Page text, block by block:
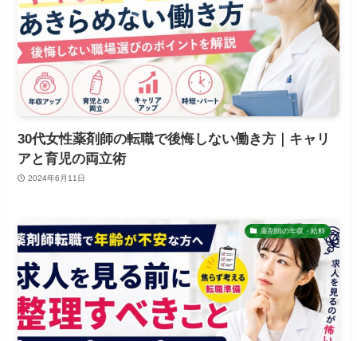
30代女性薬剤師の転職で後悔しない働き方｜キャリ
アと育児の両立術
2024年6月11日
薬剤師の年収・給料